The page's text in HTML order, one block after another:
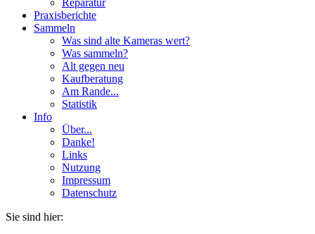
Reparatur
Praxisberichte
Sammeln
Was sind alte Kameras wert?
Was sammeln?
Alt gegen neu
Kaufberatung
Am Rande...
Statistik
Info
Über...
Danke!
Links
Nutzung
Impressum
Datenschutz
Sie sind hier: